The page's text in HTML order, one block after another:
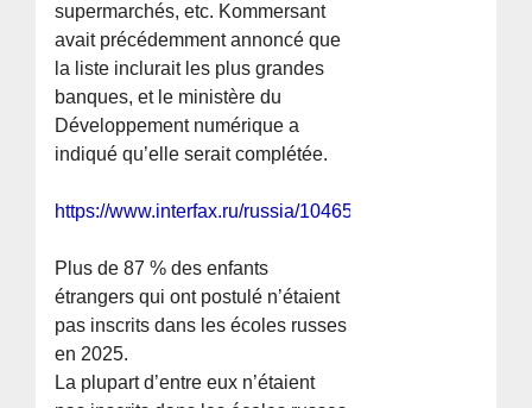
supermarchés, etc. Kommersant
avait précédemment annoncé que
la liste inclurait les plus grandes
banques, et le ministère du
Développement numérique a
indiqué qu’elle serait complétée.
https://www.interfax.ru/russia/1046504
Plus de 87 % des enfants
étrangers qui ont postulé n’étaient
pas inscrits dans les écoles russes
en 2025.
La plupart d’entre eux n’étaient